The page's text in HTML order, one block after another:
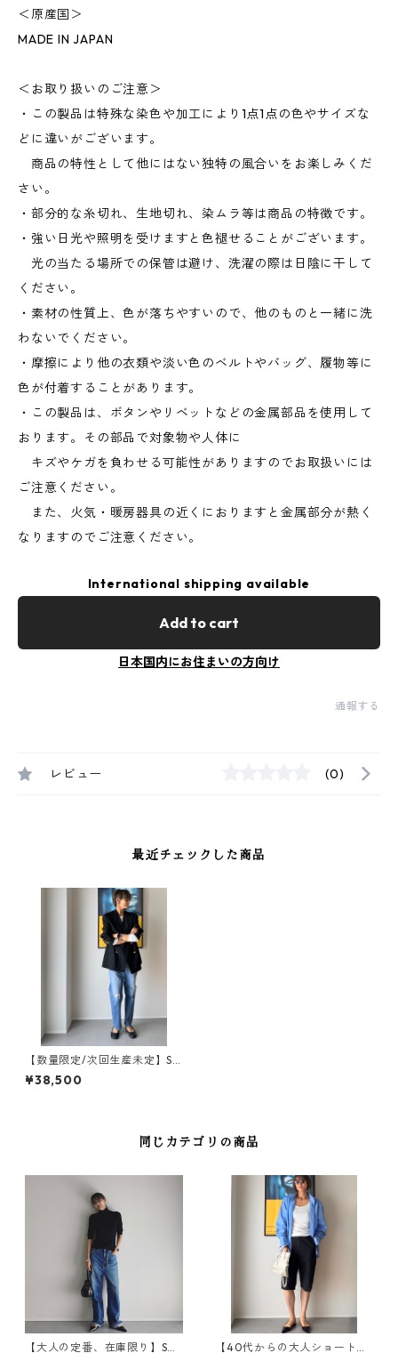
＜原産国＞
MADE IN JAPAN
＜お取り扱いのご注意＞
・この製品は特殊な染色や加工により1点1点の色やサイズな
どに違いがございます。
商品の特性として他にはない独特の風合いをお楽しみくだ
さい。
・部分的な糸切れ、生地切れ、染ムラ等は商品の特徴です。
・強い日光や照明を受けますと色褪せることがございます。
光の当たる場所での保管は避け、洗濯の際は日陰に干して
ください。
・素材の性質上、色が落ちやすいので、他のものと一緒に洗
わないでください。
・摩擦により他の衣類や淡い色のベルトやバッグ、履物等に
色が付着することがあります。
・この製品は、ボタンやリベットなどの金属部品を使用して
おります。その部品で対象物や人体に
キズやケガを負わせる可能性がありますのでお取扱いには
ご注意ください。
また、火気・暖房器具の近くにおりますと金属部分が熱く
なりますのでご注意ください。
International shipping available
Add to cart
日本国内にお住まいの方向け
通報する
レビュー (0)
最近チェックした商品
【数量限定/次回生産未定】SA
LUU Straight ankle DAMAGE
/ WB26110N-DMGE（股下+3
¥38,500
同じカテゴリの商品
【大人の定番、在庫限り】SAL 【40代からの大人ショートパ